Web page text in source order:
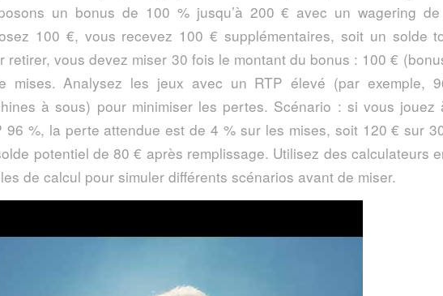
un bonus de 100 % jusqu’à 200 € avec un wagering
100 €, vous recevez 100 € supplémentaires, soit un solde
retirer, vous devez miser 30 fois le montant du bonus : 100 €
mises. Analysez les jeux avec un RTP élevé (par exemple,
à sous) pour minimiser les pertes. Scénario : si vous jouez
96 %, la perte attendue est de 4 % sur les mises, soit 120 € sur
potentiel de 80 € après remplissage. Utilisez des calculateurs
de calcul pour simuler différents scénarios avant de miser.